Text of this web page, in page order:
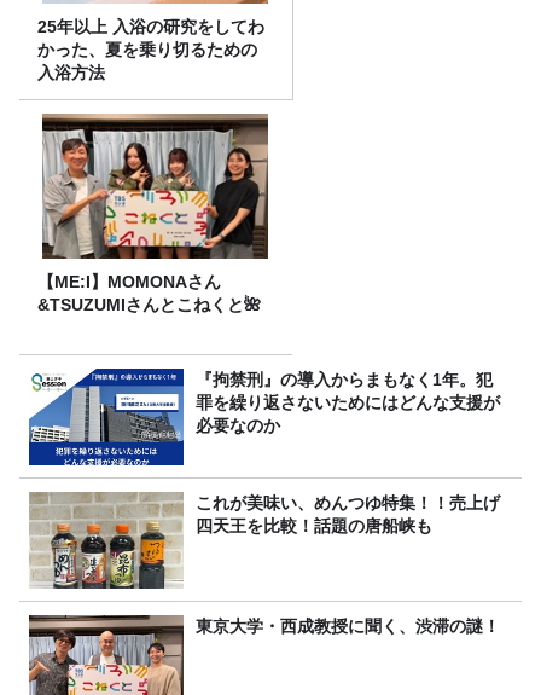
25年以上 入浴の研究をしてわ
かった、夏を乗り切るための
入浴方法
【ME:I】MOMONAさん
&TSUZUMIさんとこねくと🌺
『拘禁刑』の導入からまもなく1年。犯
罪を繰り返さないためにはどんな支援が
必要なのか
これが美味い、めんつゆ特集！！売上げ
四天王を比較！話題の唐船峡も
東京大学・西成教授に聞く、渋滞の謎！